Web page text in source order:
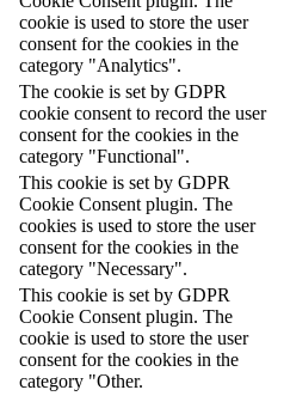
cookie is used to store the user
consent for the cookies in the
category "Analytics".
The cookie is set by GDPR
cookie consent to record the user
consent for the cookies in the
category "Functional".
This cookie is set by GDPR
Cookie Consent plugin. The
cookies is used to store the user
consent for the cookies in the
category "Necessary".
This cookie is set by GDPR
Cookie Consent plugin. The
cookie is used to store the user
consent for the cookies in the
category "Other.